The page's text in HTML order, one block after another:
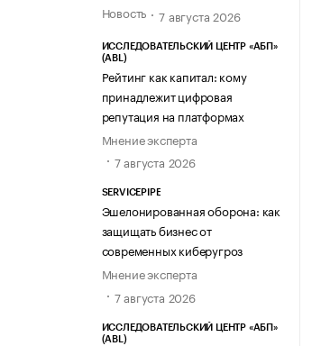
Новость
7 августа 2026
ИССЛЕДОВАТЕЛЬСКИЙ ЦЕНТР «АБП»
(ABL)
Рейтинг как капитал: кому
принадлежит цифровая
репутация на платформах
Мнение эксперта
7 августа 2026
SERVICEPIPE
Эшелонированная оборона: как
защищать бизнес от
современных киберугроз
Мнение эксперта
7 августа 2026
ИССЛЕДОВАТЕЛЬСКИЙ ЦЕНТР «АБП»
(ABL)